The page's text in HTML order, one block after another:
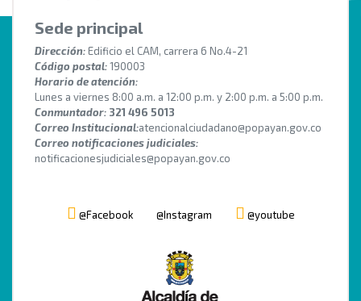
Sede principal
Dirección: Edificio el CAM, carrera 6 No.4-21
Código postal:190003
Horario de atención:
Lunes a viernes 8:00 a.m. a 12:00 p.m. y 2:00 p.m. a 5:00 p.m.
Conmuntador: 321 496 5013
Correo Institucional:atencionalciudadano@popayan.gov.co
Correo notificaciones judiciales:
notificacionesjudiciales@popayan.gov.co
@Facebook @Instagram @youtube